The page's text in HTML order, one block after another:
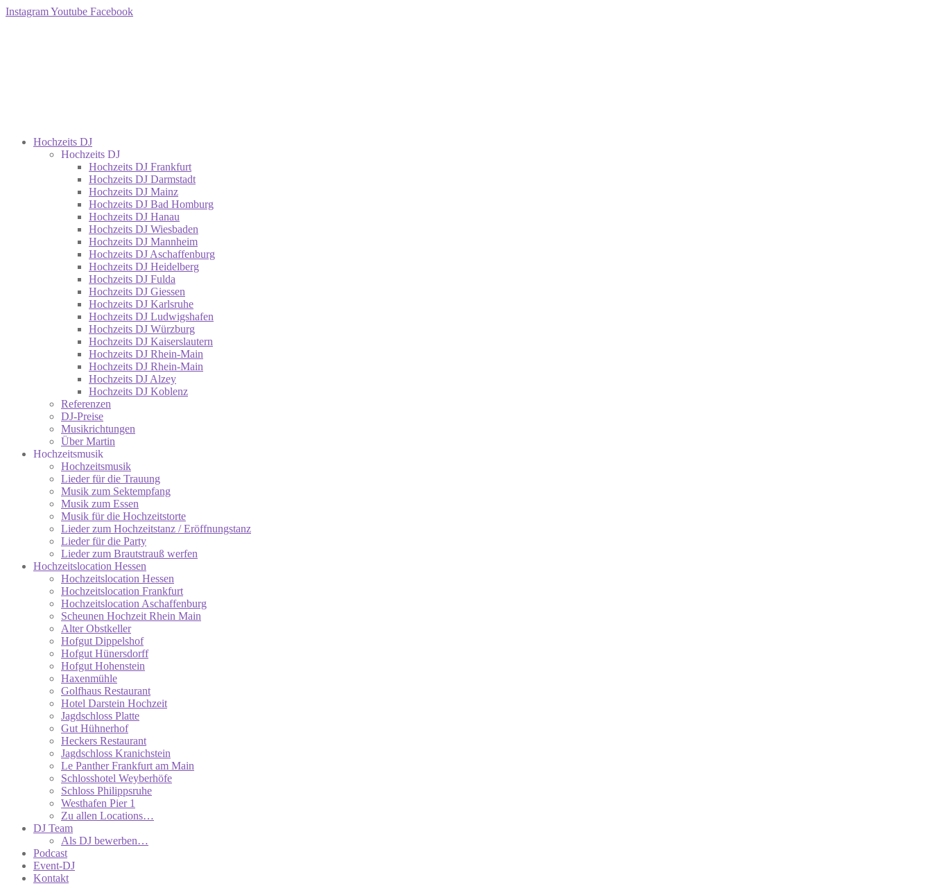
InstagramYoutube Facebook
Hochzeits DJ
Hochzeits DJ
Hochzeits DJ Frankfurt
Hochzeits DJ Darmstadt
Hochzeits DJ Mainz
Hochzeits DJ Bad Homburg
Hochzeits DJ Hanau
Hochzeits DJ Wiesbaden
Hochzeits DJ Mannheim
Hochzeits DJ Aschaffenburg
Hochzeits DJ Heidelberg
Hochzeits DJ Fulda
Hochzeits DJ Giessen
Hochzeits DJ Karlsruhe
Hochzeits DJ Ludwigshafen
Hochzeits DJ Würzburg
Hochzeits DJ Kaiserslautern
Hochzeits DJ Rhein-Main
Hochzeits DJ Rhein-Main
Hochzeits DJ Alzey
Hochzeits DJ Koblenz
Referenzen
DJ-Preise
Musikrichtungen
Über Martin
Hochzeitsmusik
Hochzeitsmusik
Lieder für die Trauung
Musik zum Sektempfang
Musik zum Essen
Musik für die Hochzeitstorte
Lieder zum Hochzeitstanz / Eröffnungstanz
Lieder für die Party
Lieder zum Brautstrauß werfen
Hochzeitslocation Hessen
Hochzeitslocation Hessen
Hochzeitslocation Frankfurt
Hochzeitslocation Aschaffenburg
Scheunen Hochzeit Rhein Main
Alter Obstkeller
Hofgut Dippelshof
Hofgut Hünersdorff
Hofgut Hohenstein
Haxenmühle
Golfhaus Restaurant
Hotel Darstein Hochzeit
Jagdschloss Platte
Gut Hühnerhof
Heckers Restaurant
Jagdschloss Kranichstein
Le Panther Frankfurt am Main
Schlosshotel Weyberhöfe
Schloss Philippsruhe
Westhafen Pier 1
Zu allen Locations…
DJ Team
Als DJ bewerben…
Podcast
Event-DJ
Kontakt